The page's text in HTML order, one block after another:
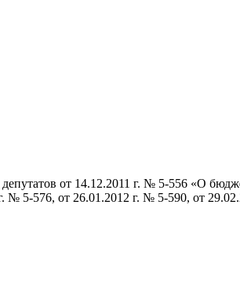
от 14.12.2011 г. № 5-556 «О
№ 5-576, от 26.01.2012 г. № 5-590, от